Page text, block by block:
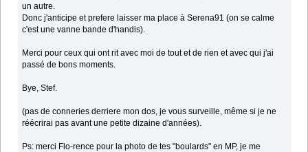
un autre.
Donc j'anticipe et prefere laisser ma place à Serena91 (on se calme
c'est une vanne bande d'handis).
Merci pour ceux qui ont rit avec moi de tout et de rien et avec qui j'ai
passé de bons moments.
Bye, Stef.
(pas de conneries derriere mon dos, je vous surveille, même si je ne
réécrirai pas avant une petite dizaine d'années).
Ps: merci Flo-rence pour la photo de tes "boulards" en MP, je me